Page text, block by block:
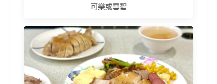
可樂或雪碧